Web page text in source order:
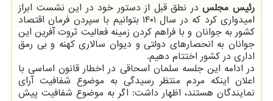
رئیس مجلسدر نطق قبل از دستور خود در این نشست ابراز
امیدواری کرد که در سال ۱۴۰۱ بتوانیم با سپردن فرمان اقتصاد
کشور به جوانان و با فراهم کردن زمینه فعالیت ثروت آفرین این
جوانان به انحصارهای دولتی و دیوان سالاری کهنه و بی رمق
اداری در کشور اختتام دهیم.
در ادامه این جلسه سلمان اسحاقی در اخطار قانون اساسی با
اعلان اینکه مردم منتظر رسیدگی به موضوع شفافیت آرای
نمایندگان هستند، اظهار داشت: اگر به موضوع شفافیت پیش